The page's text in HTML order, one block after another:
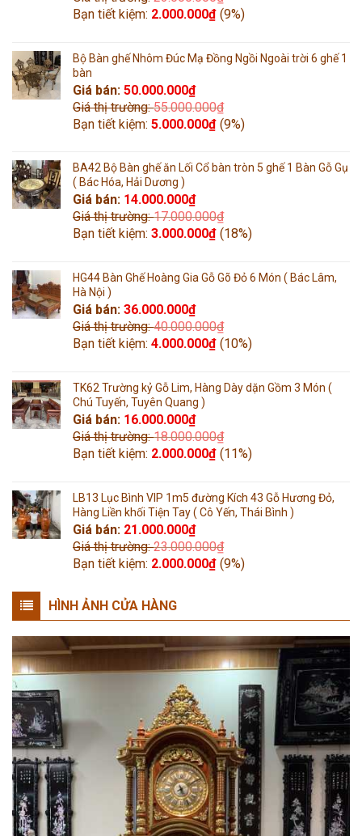
Bạn tiết kiệm: 2.000.000₫ (9%)
Bộ Bàn ghế Nhôm Đúc Mạ Đồng Ngồi Ngoài trời 6 ghế 1
bàn
Giá bán: 50.000.000₫
Giá thị trường:55.000.000₫
Bạn tiết kiệm: 5.000.000₫ (9%)
BA42 Bộ Bàn ghế ăn Lối Cổ bàn tròn 5 ghế 1 Bàn Gỗ Gụ
( Bác Hóa, Hải Dương )
Giá bán: 14.000.000₫
Giá thị trường:17.000.000₫
Bạn tiết kiệm: 3.000.000₫ (18%)
HG44 Bàn Ghế Hoàng Gia Gỗ Gõ Đỏ 6 Món ( Bác Lâm,
Hà Nội )
Giá bán: 36.000.000₫
Giá thị trường:40.000.000₫
Bạn tiết kiệm: 4.000.000₫ (10%)
TK62 Trường kỷ Gỗ Lim, Hàng Dày dặn Gồm 3 Món (
Chú Tuyến, Tuyên Quang )
Giá bán: 16.000.000₫
Giá thị trường:18.000.000₫
Bạn tiết kiệm: 2.000.000₫ (11%)
LB13 Lục Bình VIP 1m5 đường Kích 43 Gỗ Hương Đỏ,
Hàng Liền khối Tiện Tay ( Cô Yến, Thái Bình )
Giá bán: 21.000.000₫
Giá thị trường:23.000.000₫
Bạn tiết kiệm: 2.000.000₫ (9%)
HÌNH ẢNH CỬA HÀNG